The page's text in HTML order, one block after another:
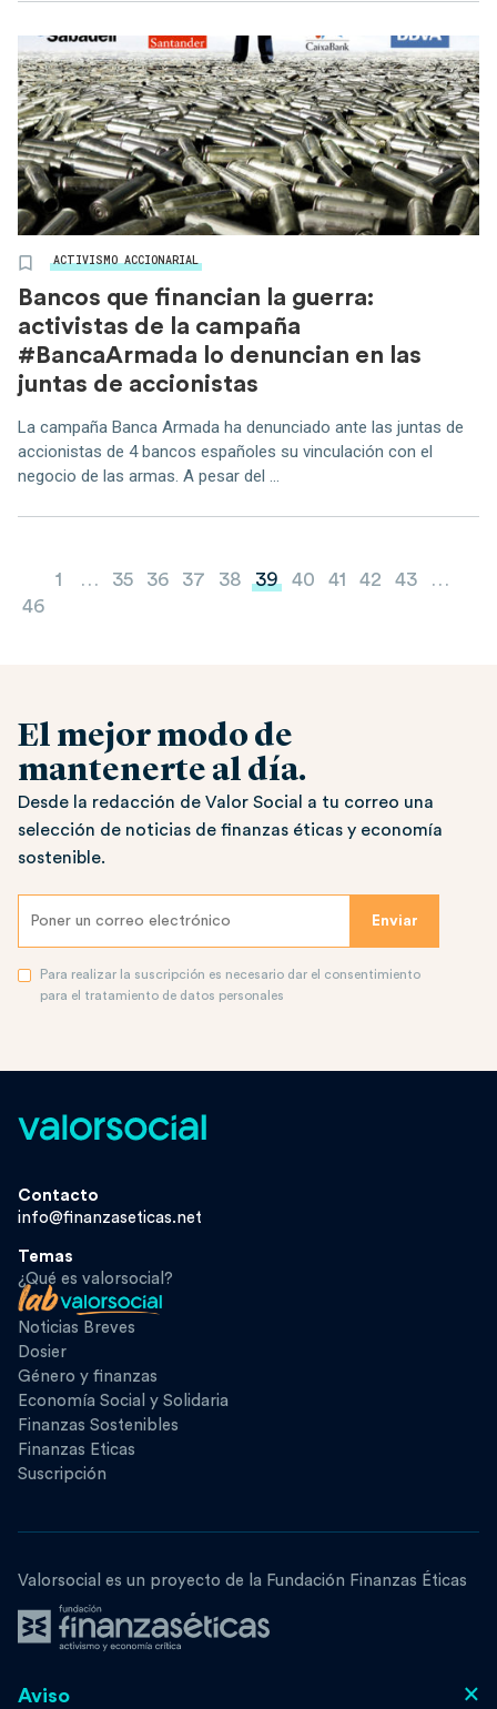
ACTIVISMO ACCIONARIAL
Bancos que financian la guerra:
activistas de la campaña
#BancaArmada lo denuncian en las
juntas de accionistas
La campaña Banca Armada ha denunciado ante las juntas de
accionistas de 4 bancos españoles su vinculación con el
negocio de las armas. A pesar del ...
Paginación de entradas
1 … 35 36 37 38 39 40 41 42 43
…
46
El mejor modo de
mantenerte al día.
Desde la redacción de Valor Social a tu correo una
selección de noticias de finanzas éticas y economía
sostenible.
Para realizar la suscripción es necesario dar el consentimiento
para el tratamiento de datos personales
Contacto
info@finanzaseticas.net
Temas
¿Qué es valorsocial?
Noticias Breves
Dosier
Género y finanzas
Economía Social y Solidaria
Finanzas Sostenibles
Finanzas Eticas
Suscripción
Valorsocial es un proyecto de la Fundación Finanzas Éticas
Síguenos ×
Aviso